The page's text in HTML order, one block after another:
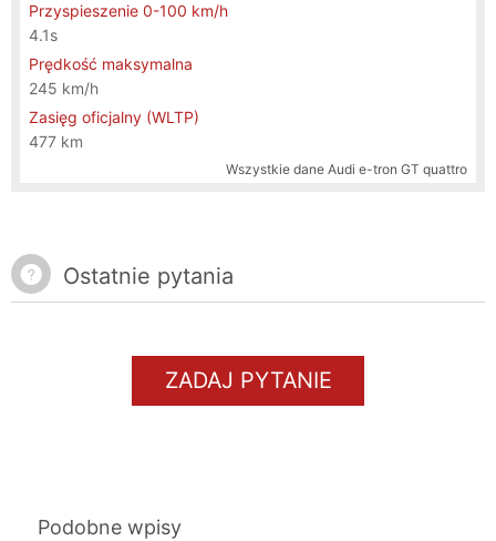
Przyspieszenie 0-100 km/h
4.1s
Prędkość maksymalna
245 km/h
Zasięg oficjalny (WLTP)
477 km
Wszystkie dane Audi e-tron GT quattro
Ostatnie pytania
ZADAJ PYTANIE
Podobne wpisy